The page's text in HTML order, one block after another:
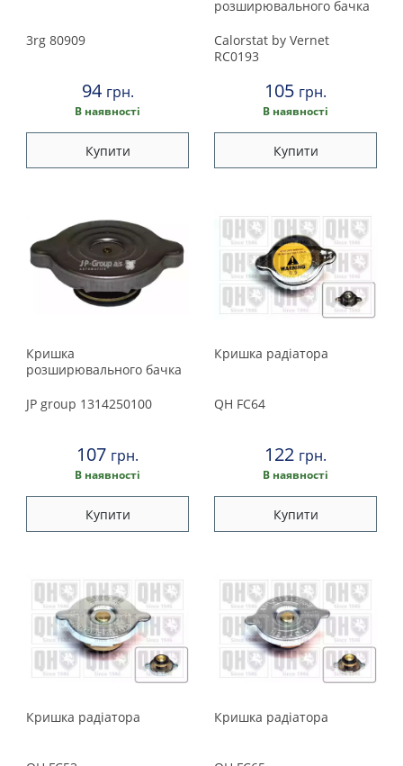
Renault
Rover
Seat
Skoda
Subaru
Toyota
Volkswagen
3rg 80909
94 грн.
В наявності
Купити
розширювального бачка
Calorstat by Vernet
RC0193
105 грн.
В наявності
Купити
Кришка
розширювального бачка
JP group 1314250100
107 грн.
В наявності
Купити
Кришка радiатора
QH FC64
122 грн.
В наявності
Купити
Кришка радiатора Кришка радiатора